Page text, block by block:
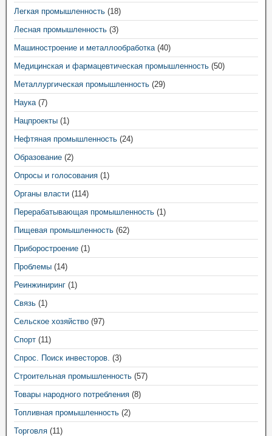
Легкая промышленность (18)
Лесная промышленность (3)
Машиностроение и металлообработка(40)
Медицинская и фармацевтическая промышленность (50)
Металлургическая промышленность (29)
Наука(7)
Нацпроекты (1)
Нефтяная промышленность (24)
Образование (2)
Опросы и голосования (1)
Органы власти (114)
Перерабатывающая промышленность (1)
Пищевая промышленность (62)
Приборостроение (1)
Проблемы (14)
Реинжиниринг (1)
Связь (1)
Сельское хозяйство (97)
Спорт (11)
Спрос. Поиск инвесторов. (3)
Строительная промышленность (57)
Товары народного потребления (8)
Топливная промышленность (2)
Торговля (11)